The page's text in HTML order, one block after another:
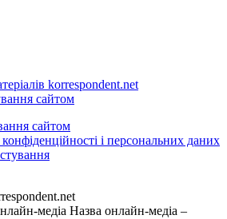
korrespondent.net
сайтом
сайтом
і персональних даних
медіа Назва онлайн-медіа –